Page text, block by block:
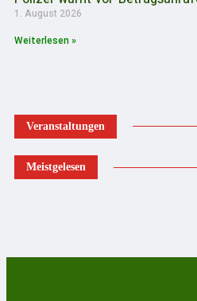
1. August 2026
Weiterlesen »
Veranstaltungen
Meistgelesen